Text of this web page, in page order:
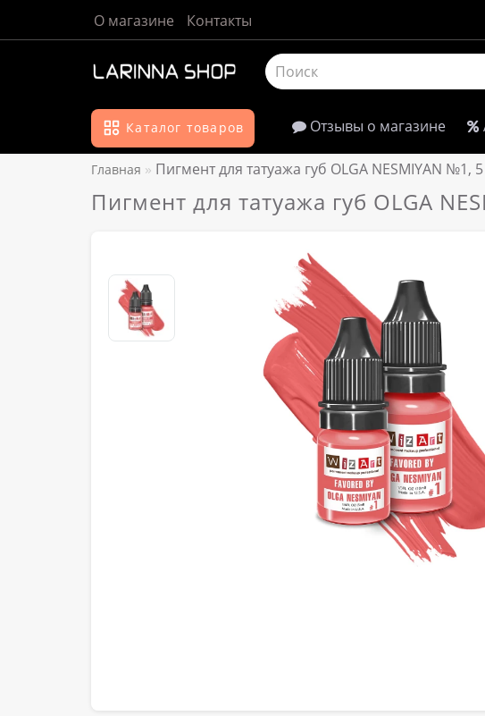
О магазине Контакты
Каталог товаров Отзывы о магазине
Главная Пигмент для татуажа губ OLGA NESMIYAN №1,
Пигмент для татуажа губ OLGA